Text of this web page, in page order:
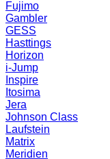
Fujimo
Gambler
GESS
Hasttings
Horizon
i-Jump
Inspire
Itosima
Jera
Johnson Class
Laufstein
Matrix
Meridien